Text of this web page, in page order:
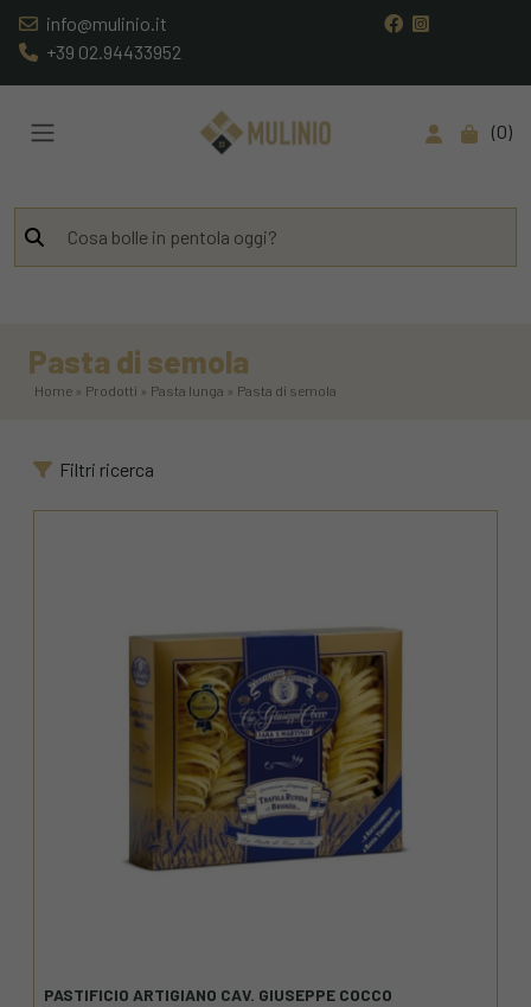
info@mulinio.it
+39 02.94433952
0
Pasta di semola
Home » Prodotti » Pasta lunga » Pasta di semola
Filtri ricerca
PASTIFICIO ARTIGIANO CAV. GIUSEPPE COCCO